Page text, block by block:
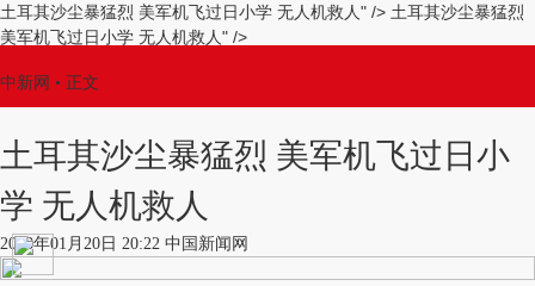
土耳其沙尘暴猛烈 美军机飞过日小学 无人机救人" /> 土耳其沙尘暴猛烈
美军机飞过日小学 无人机救人" />
中新网 • 正文
土耳其沙尘暴猛烈 美军机飞过日小
学 无人机救人
2018年01月20日 20:22 中国新闻网